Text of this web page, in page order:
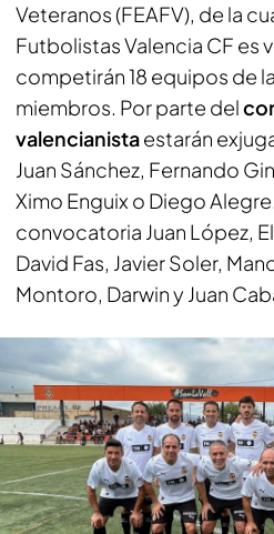
Veteranos (FEAFV), de la
Futbolistas Valencia CF es
competirán 18 equipos de
miembros. Por parte del
valencianistaestarán
Juan Sánchez, Fernando
Ximo Enguix o Diego
convocatoria Juan López,
⁠David Fas, Javier Soler,
Montoro, Darwin y Juan